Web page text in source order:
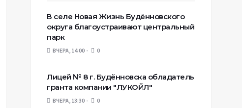
В селе Новая Жизнь Будённовского
округа благоустраивают центральный
парк
ВЧЕРА, 14:00 0
Лицей № 8 г. Будëнновска обладатель
гранта компании "ЛУКОЙЛ"
ВЧЕРА, 13:30 0